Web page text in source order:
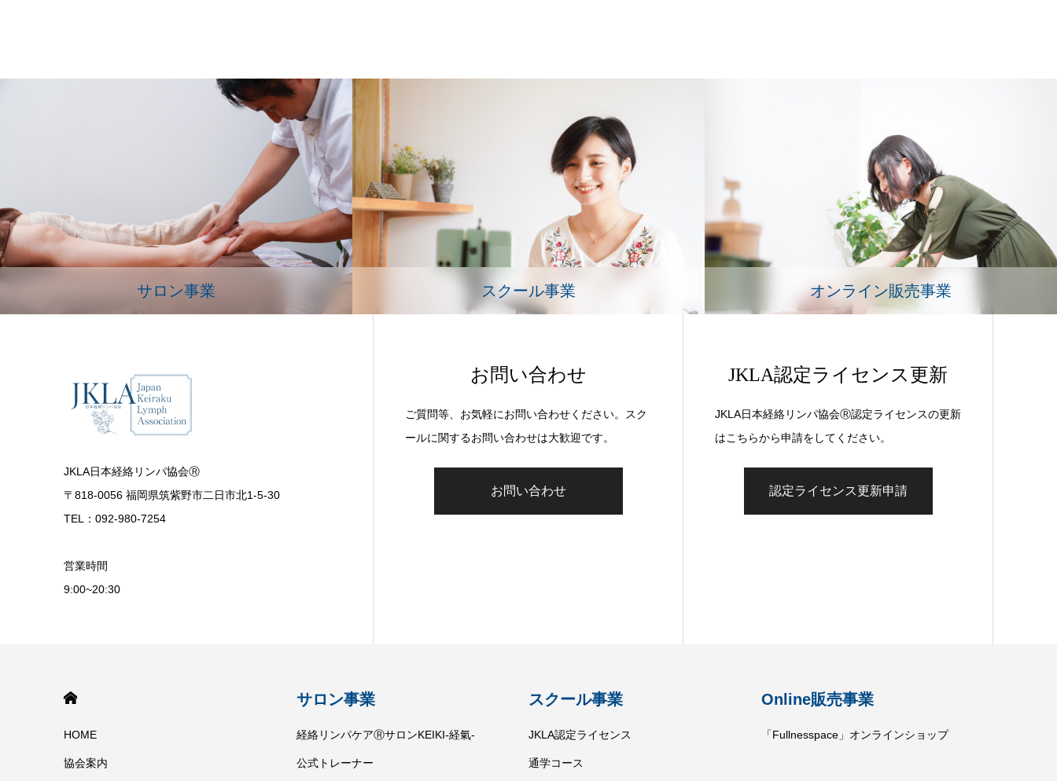
サロン事業 スクール事業 オンライン販売事業
JKLA日本経絡リンパ協会Ⓡ
〒818-0056 福岡県筑紫野市二日市北1-5-30
TEL：092-980-7254
営業時間
9:00~20:30
お問い合わせ
ご質問等、お気軽にお問い合わせください。スク
ールに関するお問い合わせは大歓迎です。
お問い合わせ
JKLA認定ライセンス更新
JKLA日本経絡リンパ協会Ⓡ認定ライセンスの更新
はこちらから申請をしてください。
認定ライセンス更新申請
HOME
協会案内
サロン事業
経絡リンパケアⓇサロンKEIKI-経氣-
公式トレーナー
スクール事業
JKLA認定ライセンス
通学コース
Online販売事業
「Fullnesspace」オンラインショップ